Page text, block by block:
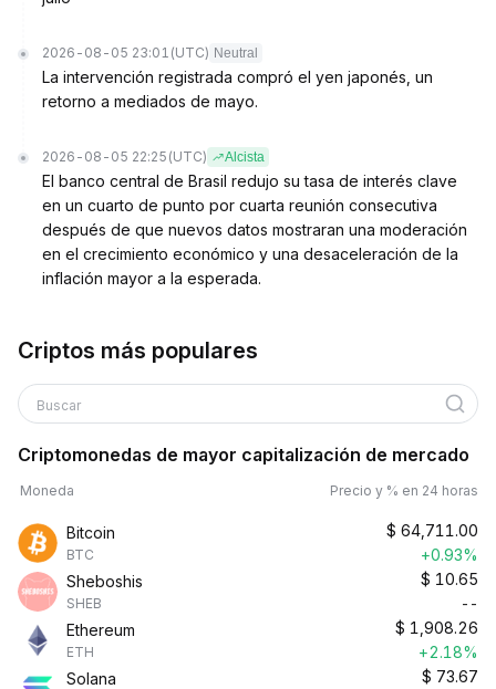
2026-08-05 23:01 (UTC) Neutral
La intervención registrada compró el yen japonés, un
retorno a mediados de mayo.
2026-08-05 22:25 (UTC) Alcista
El banco central de Brasil redujo su tasa de interés clave
en un cuarto de punto por cuarta reunión consecutiva
después de que nuevos datos mostraran una moderación
en el crecimiento económico y una desaceleración de la
inflación mayor a la esperada.
Criptos más populares
Buscar
Criptomonedas de mayor capitalización de mercado
Moneda Precio y % en 24 horas
Bitcoin
BTC
$ 64,711.00
+0.93%
Sheboshis
SHEB
$ 10.65
--
Ethereum
ETH
$ 1,908.26
+2.18%
Solana
$ 73.67